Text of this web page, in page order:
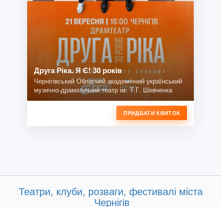
Друга Ріка. Я Є! 30 років
Чернігівський Обласний академічний український
музично-драматичний театр ім. Т.Г. Шевченка
ПРИДБАТИ КВИТОК
Театри, клуби, розваги, фестивалі міста
Чернігів